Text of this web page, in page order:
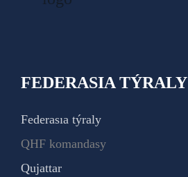
FEDERASIA TÝRALY
Federasıa týraly
QHF komandasy
Qujattar